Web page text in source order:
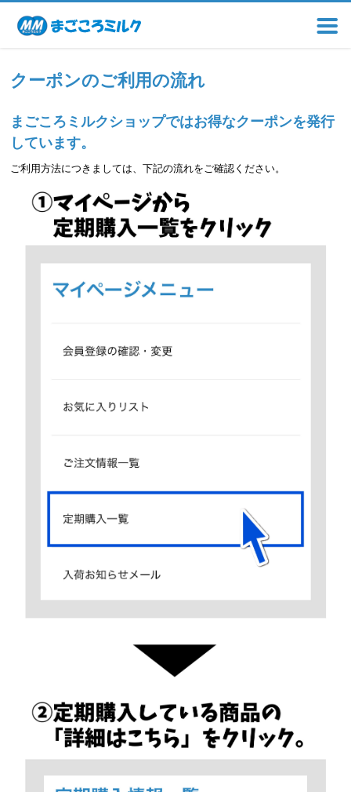
クーポンのご利用の流れ
まごころミルクショップではお得なクーポンを発行
しています。
ご利用方法につきましては、下記の流れをご確認ください。